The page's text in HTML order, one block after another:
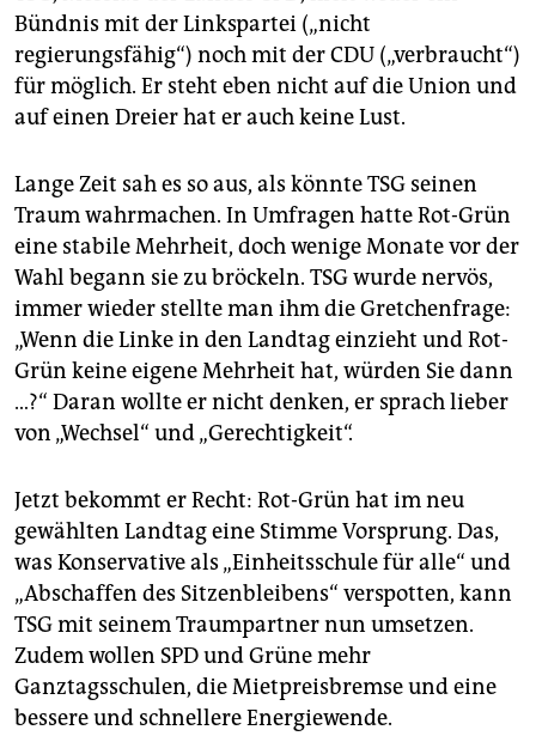
Bündnis mit der Linkspartei („nicht
regierungsfähig“) noch mit der CDU („verbraucht“)
für möglich. Er steht eben nicht auf die Union und
auf einen Dreier hat er auch keine Lust.
Lange Zeit sah es so aus, als könnte TSG seinen
Traum wahrmachen. In Umfragen hatte Rot-Grün
eine stabile Mehrheit, doch wenige Monate vor der
Wahl begann sie zu bröckeln. TSG wurde nervös,
immer wieder stellte man ihm die Gretchenfrage:
„Wenn die Linke in den Landtag einzieht und Rot-
Grün keine eigene Mehrheit hat, würden Sie dann
…?“ Daran wollte er nicht denken, er sprach lieber
von „Wechsel“ und „Gerechtigkeit“.
Jetzt bekommt er Recht: Rot-Grün hat im neu
gewählten Landtag eine Stimme Vorsprung. Das,
was Konservative als „Einheitsschule für alle“ und
„Abschaffen des Sitzenbleibens“ verspotten, kann
TSG mit seinem Traumpartner nun umsetzen.
Zudem wollen SPD und Grüne mehr
Ganztagsschulen, die Mietpreisbremse und eine
bessere und schnellere Energiewende.